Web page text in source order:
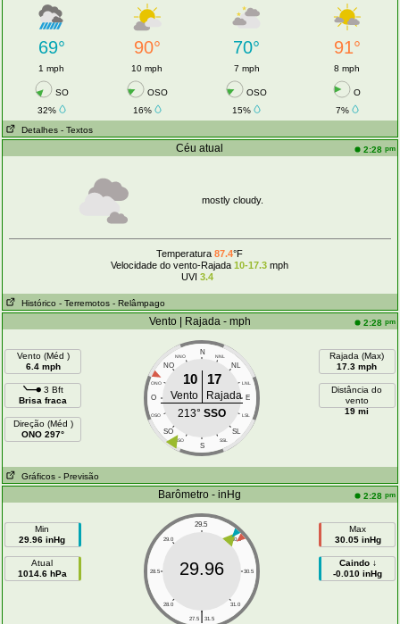
69° 90° 70° 91°
1 mph 10 mph 7 mph 8 mph
SO OSO OSO
O
32%
16% 15%
7%
Detalhes - Textos
Céu atual 2:28 pm
mostly cloudy.
Temperatura87.4°F
Velocidade do vento-Rajada 10-17.3 mph
UVI 3.4
Histórico - Terremotos - Relâmpago
Vento | Rajada - mph 2:28 pm
Vento (Méd )
6.4 mph
3 Bft
Brisa fraca
Direção (Méd )
ONO 297°
N
NNO NNL
NO NL
ONO LNL
O E
OSO LSL
SO SL
SSO SSL
S
10 17
Vento
Rajada
213° SSO
Rajada (Max)
17.3 mph
Distância do
vento
19 mi
Gráficos - Previsão
Barômetro - inHg 2:28 pm
Min
29.96 inHg
Atual
1014.6 hPa
29.5
29.0 30.0
28.5 30.5
28.0 31.0
|
27.5 31.5
29.96
Max
30.05 inHg
Caindo ↓
-0.010 inHg